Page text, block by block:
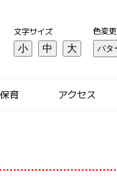
文字サイズ
小 中 大
色変更
育 アクセス